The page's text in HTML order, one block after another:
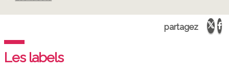
partagez
Les labels